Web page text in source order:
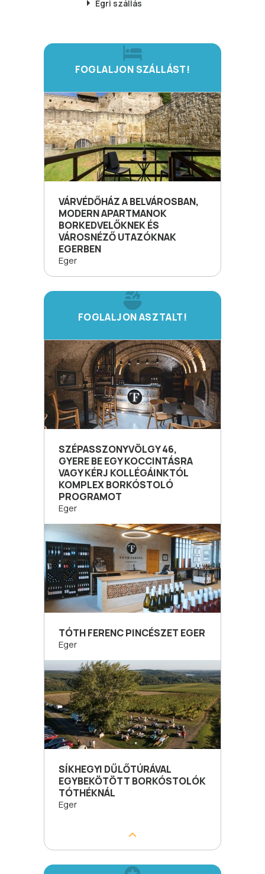
Egri szállás
FOGLALJON SZÁLLÁST!
VÁRVÉDŐHÁZ A BELVÁROSBAN,
MODERN APARTMANOK
BORKEDVELŐKNEK ÉS
VÁROSNÉZŐ UTAZÓKNAK
EGERBEN
Eger
FOGLALJON ASZTALT!
SZÉPASSZONYVÖLGY 46,
GYERE BE EGY KOCCINTÁSRA
VAGY KÉRJ KOLLÉGÁINKTÓL
KOMPLEX BORKÓSTOLÓ
PROGRAMOT
Eger
TÓTH FERENC PINCÉSZET EGER
Eger
SÍKHEGYI DŰLŐTÚRÁVAL
EGYBEKÖTÖTT BORKÓSTOLÓK
TÓTHÉKNÁL
Eger